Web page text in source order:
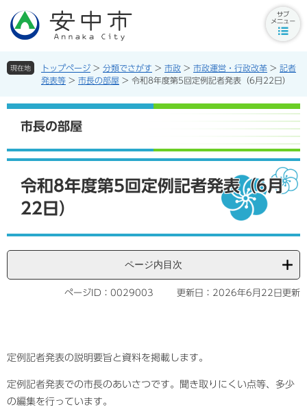
先
す。
を
し
文
現在地 トップページ > 分類でさがす > 市政 > 市政運営・行政改革 > 記者
発表等 > 市長の部屋 > 令和8年度第5回定例記者発表（6月22日）
市長の部屋
令和8年度第5回定例記者発表（6月
22日）
ページ内目次
ページID：0029003 更新日：2026年6月22日更新
定例記者発表の説明要旨と資料を掲載します。​
定例記者発表での市長のあいさつです。聞き取りにくい点等、多少
の編集を行っています。
ニ
ー
ボ
タ
ン